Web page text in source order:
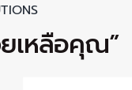
ยเหลือคุณ”